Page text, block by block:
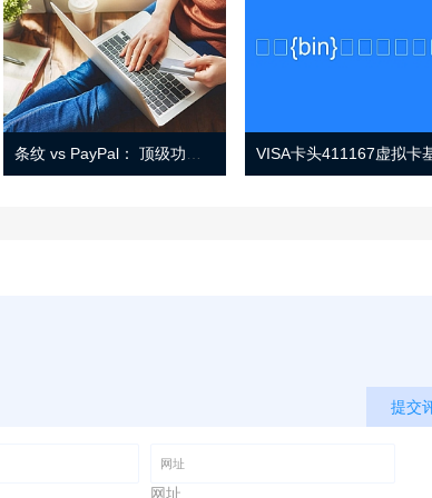
提交
网址